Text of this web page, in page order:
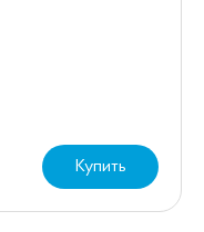
Купить